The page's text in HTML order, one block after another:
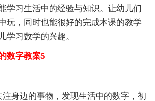
学习生活中的经验与知识。让幼儿们
玩，同时也能很好的完成本课的教学
学习数学的兴趣。
数字教案5
注身边的事物，发现生活中的数字，初